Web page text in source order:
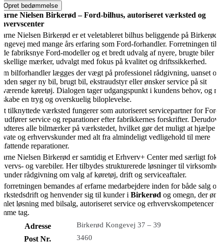
Opret bedømmelse
Nielsen Birkerød – Ford-bilhus, autoriseret værksted og
Nielsen Birkerød er et veletableret bilhus beliggende på Birkerød
med mange års erfaring som Ford-forhandler. Forretningen
fabriksnye Ford-modeller og et bredt udvalg af nyere, brugte biler
mærker, udvalgt med fokus på kvalitet og driftssikkerhed.
bilforhandler lægges der vægt på professionel rådgivning, uanset
søger ny bil, brugt bil, ekstraudstyr eller ønsker service på sit
køretøj. Dialogen tager udgangspunkt i kundens behov, og
skabe en tryg og overskuelig biloplevelse.
tilknyttede værksted fungerer som autoriseret servicepartner for
udfører service og reparationer efter fabrikkernes forskrifter.
alle bilmærker på værkstedet, hvilket gør det muligt at hjælpe
og erhvervskunder med alt fra almindeligt vedligehold til mere
reparationer.
Nielsen Birkerød er samtidig et Erhverv+ Center med særligt
og varebiler. Her tilbydes strukturerede løsninger til
rådgivning om valg af køretøj, drift og serviceaftaler.
bemandes af erfarne medarbejdere inden for både salg og
og henvender sig til kunder i Birkerød og omegn, der
løsning med bilsalg, autoriseret service og erhvervskompetencer
tag.
Adresse
Birkerød Kongevej 37 – 39
Post Nr. 3460